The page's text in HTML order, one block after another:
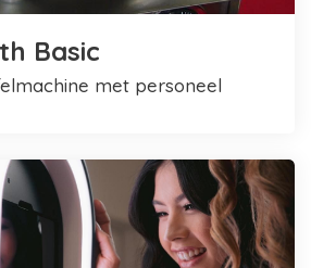
Basic
met personeel